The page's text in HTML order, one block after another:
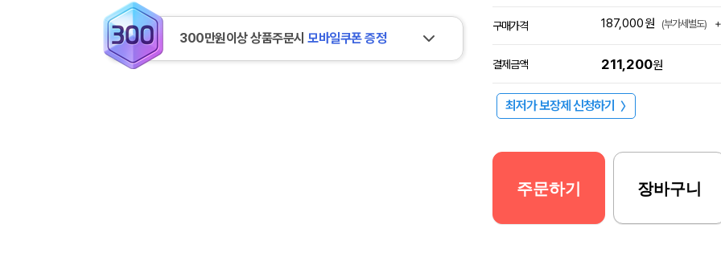
300만원이상 상품주문시 모바일쿠폰 증정
구매가격 187,000원 (부가세별도) +
결제금액 211,200원
최저가 보장제 신청하기 〉
주문하기 장바구니